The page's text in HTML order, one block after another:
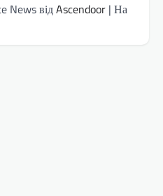
News відAscendoor | На